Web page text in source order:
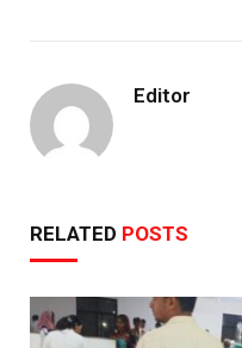
Editor
RELATED POSTS